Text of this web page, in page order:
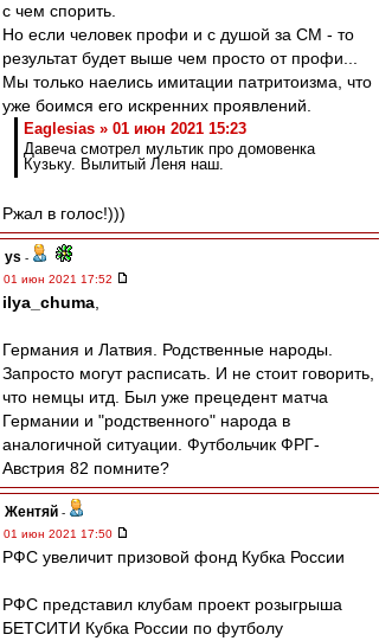
с чем спорить.
Но если человек профи и с душой за СМ - то
результат будет выше чем просто от профи...
Мы только наелись имитации патритоизма, что
уже боимся его искренних проявлений.
Eaglesias » 01 июн 2021 15:23
Давеча смотрел мультик про домовенка
Кузьку. Вылитый Леня наш.
Ржал в голос!)))
ys -
01 июн 2021 17:52
ilya_chuma
Германия и Латвия. Родственные народы.
Запросто могут расписать. И не стоит говорить,
что немцы итд. Был уже прецедент матча
Германии и "родственного" народа в
аналогичной ситуации. Футбольчик ФРГ-
Австрия 82 помните?
Жентяй -
01 июн 2021 17:50
РФС увеличит призовой фонд Кубка России
РФС представил клубам проект розыгрыша
БЕТСИТИ Кубка России по футболу